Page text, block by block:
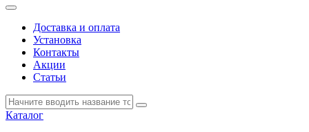
Доставка и оплата
Установка
Контакты
Акции
Статьи
Каталог